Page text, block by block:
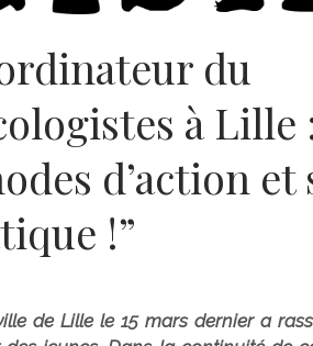
du
à Lille
d’action et
!”
de Lille le 15 mars dernier a